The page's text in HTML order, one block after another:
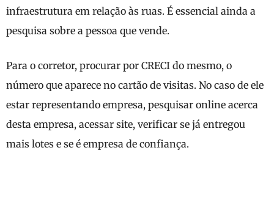
infraestrutura em relação às ruas. É essencial ainda a
pesquisa sobre a pessoa que vende.
Para o corretor, procurar por CRECI do mesmo, o
número que aparece no cartão de visitas. No caso de ele
estar representando empresa, pesquisar online acerca
desta empresa, acessar site, verificar se já entregou
mais lotes e se é empresa de confiança.